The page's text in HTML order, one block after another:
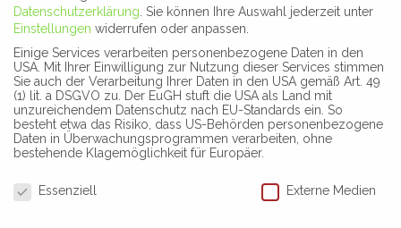
dich durchs Leben –
gönne ihnen und
Dir doch einmal
eine Auszeit vom
Alltag – ihr habt es
Euch redlich
verdient.
Datenschutzerklärung. Sie können Ihre Auswahl jederzeit unter
Einstellungen widerrufen oder anpassen.
Einige Services verarbeiten personenbezogene Daten in den
USA. Mit Ihrer Einwilligung zur Nutzung dieser Services stimmen
Sie auch der Verarbeitung Ihrer Daten in den USA gemäß Art. 49
(1) lit. a DSGVO zu. Der EuGH stuft die USA als Land mit
unzureichendem Datenschutz nach EU-Standards ein. So
besteht etwa das Risiko, dass US-Behörden personenbezogene
Daten in Überwachungsprogrammen verarbeiten, ohne
bestehende Klagemöglichkeit für Europäer.
Essenziell
Externe Medien